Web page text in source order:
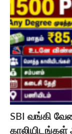
SBI வங்கி
காலியிடங்கள்